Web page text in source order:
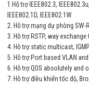
1.Hỗ trợ IEEE802.3,
IEEE802.1D, IEEE802.1W
2. Hỗ trợ mạng dự phòng SW-
3. Hỗ trợ RSTP, way
4. Hỗ trợ static multicast,
5. Hỗ trợ Port based VLAN and
6. Hỗ trợ QOS absolutely and
7. Hỗ trợ điều khiển tốc độ,